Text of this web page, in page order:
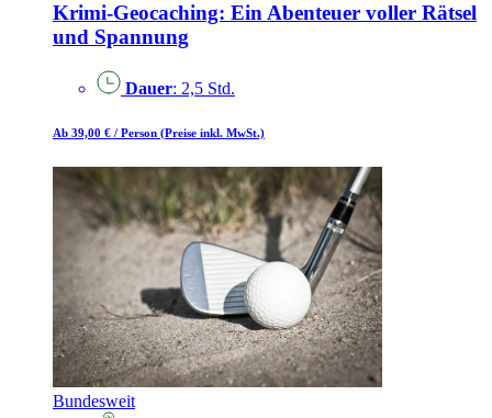
Krimi-Geocaching: Ein Abenteuer voller Rätsel
und Spannung
Dauer: 2,5 Std.
Ab 39,00 € / Person (Preise inkl. MwSt.)
Bundesweit